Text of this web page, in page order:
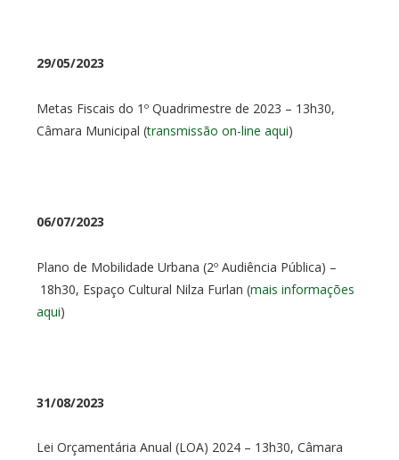
29/05/2023
Metas Fiscais do 1º Quadrimestre de 2023 – 13h30,
Câmara Municipal (transmissão on-line aqui)
06/07/2023
Plano de Mobilidade Urbana (2º Audiência Pública) –
18h30, Espaço Cultural Nilza Furlan (mais informações
aqui)
31/08/2023
Lei Orçamentária Anual (LOA) 2024 – 13h30, Câmara